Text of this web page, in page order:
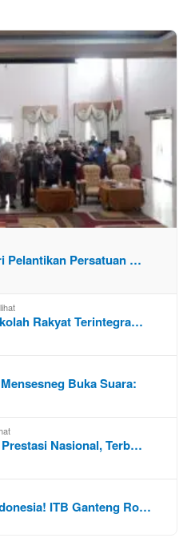
Pelantikan Persatuan …
Rakyat Terintegra…
Buka Suara:
Nasional, Terb…
ITB Ganteng Ro…